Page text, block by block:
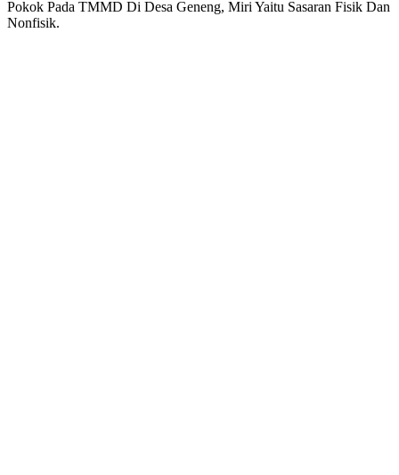
Pokok Pada TMMD Di Desa Geneng, Miri Yaitu Sasaran Fisik Dan
Nonfisik.